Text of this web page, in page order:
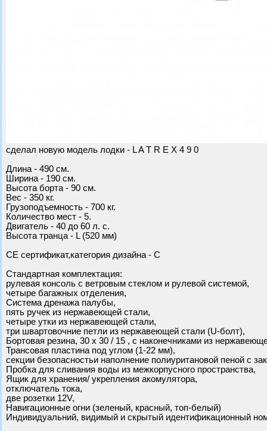
сделал новую модель лодки - L A T R E X 4 9 0
Длина - 490 см.
Ширина - 190 см.
Высота борта - 90 см.
Вес - 350 кг.
Грузоподъемность - 700 кг.
Количество мест - 5.
Двигатель - 40 до 60 л. с.
Высота транца - L (520 мм)
CE сертификат,категория дизайна - С
Стандартная комплектация:
рулевая консоль с ветровым стеклом и рулевой системой,
четыре багажных отделения,
Система дренажа палубы,
пять ручек из нержавеющей стали,
четыре утки из нержавеющей стали,
три швартовочние петли из нержавеющей стали (U-болт),
Бортовая резина, 30 x 30 / 15 , с наконечниками из
Трансовая пластина под углом (1-22 мм),
секции безопасностьи наполнение полиуритановой пеной с
Пробкa для сливания воды из межкорпусного пространства,
Ящик для хранения/ укрепления акомулятора,
отключатель тока,
две розетки 12V,
Навигационные огни (зеленый, красный, топ-белый)
Индивидуальний, видимый и скрытый идентификационный